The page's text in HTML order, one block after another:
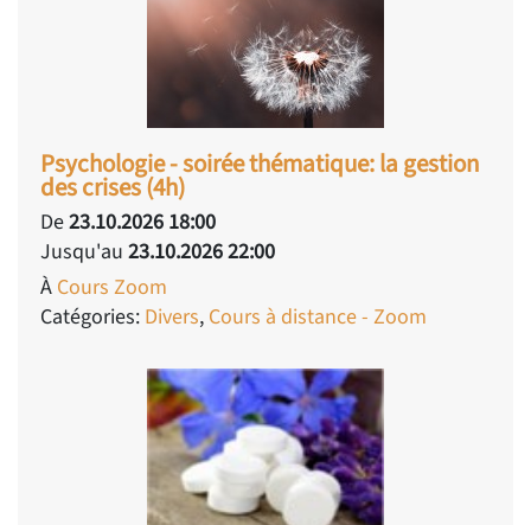
Psychologie - soirée thématique: la gestion
des crises (4h)
De23.10.2026 18:00
Jusqu'au 23.10.2026 22:00
À Cours Zoom
Catégories: Divers, Cours à distance - Zoom